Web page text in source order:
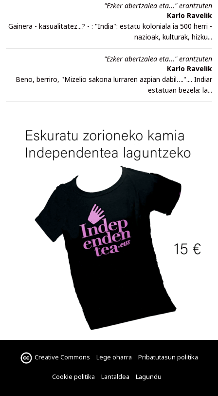
"Ezker abertzalea eta..." erantzuten
Karlo Ravelik
Gainera - kasualitatez...? - : "India": estatu koloniala ia 500 herri -
nazioak, kulturak, hizku...
"Ezker abertzalea eta..." erantzuten
Karlo Ravelik
Beno, berriro, "Mizelio sakona lurraren azpian dabil….".... Indiar
estatuan bezela: la...
Creative Commons Lege oharra Pribatutasun politika
Cookie politika Lantaldea Lagundu